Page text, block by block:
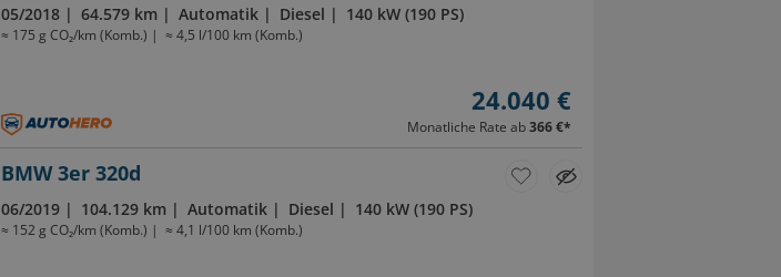
05/2018 64.579 km Automatik Diesel 140 kW (190 PS)
≈ 175 g CO₂/km (Komb.) ≈ 4,5 l/100 km (Komb.)
24.040 €
Monatliche Rate ab366 €*
BMW 3er 320d
06/2019 104.129 km Automatik Diesel 140 kW (190 PS)
≈ 152 g CO₂/km (Komb.) ≈ 4,1 l/100 km (Komb.)